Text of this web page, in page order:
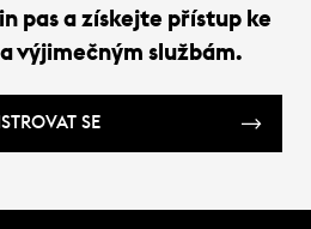
pas a získejte přístup ke
výjimečným službám.
SE